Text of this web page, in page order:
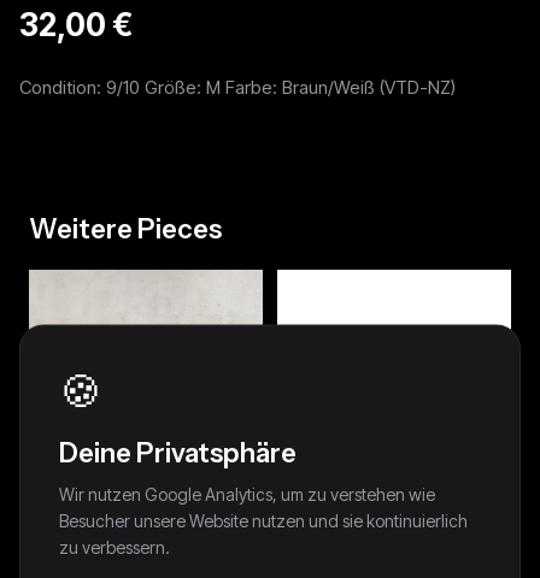
32,00 €
Condition: 9/10 Größe: M Farbe: Braun/Weiß (VTD-NZ)
Weitere Pieces
🍪
Deine Privatsphäre
Wir nutzen Google Analytics, um zu verstehen wie
Besucher unsere Website nutzen und sie kontinuierlich
zu verbessern.